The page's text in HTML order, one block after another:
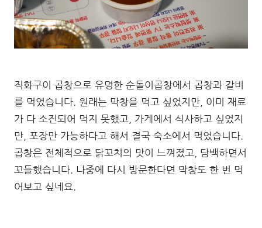
직화구이 곱창으로 유명한 순돌이곱창에서 곱창과 갈비
를 먹었습니다. 원래는 막창을 먹고 싶었지만, 이미 재료
가 다 소진되어 먹지 못했고, 가게에서 식사하고 싶었지
만, 포장만 가능하다고 해서 결국 숙소에서 먹었습니다.
곱창은 전체적으로 닭꼬치의 맛이 느껴졌고, 담백하면서
꼬들했습니다. 나중에 다시 방문한다면 막창도 한 번 먹
어보고 싶네요.